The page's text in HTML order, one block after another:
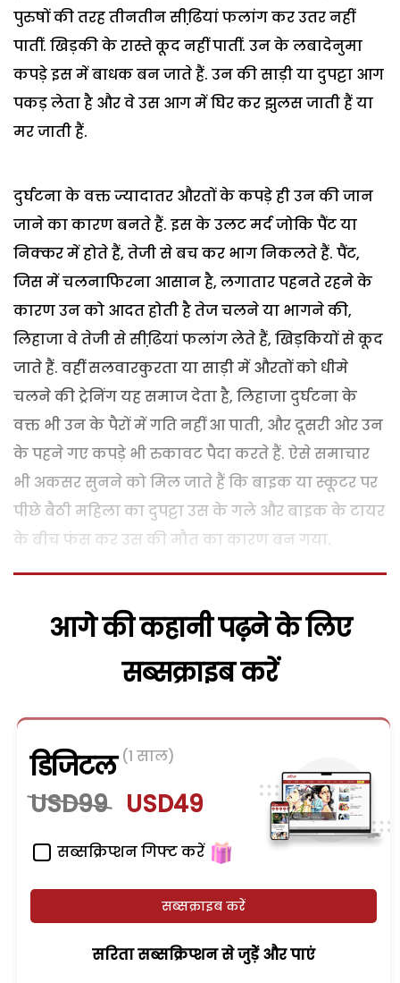
पुरुषों की तरह तीनतीन सीढि़यां फलांग कर उतर नहीं
पातीं. खिड़की के रास्ते कूद नहीं पातीं. उन के लबादेनुमा
कपड़े इस में बाधक बन जाते हैं. उन की साड़ी या दुपट्टा आग
पकड़ लेता है और वे उस आग में घिर कर झुलस जाती हैं या
मर जाती हैं.
दुर्घटना के वक्त ज्यादातर औरतों के कपड़े ही उन की जान
जाने का कारण बनते हैं. इस के उलट मर्द जोकि पैंट या
निक्कर में होते हैं, तेजी से बच कर भाग निकलते हैं. पैंट,
जिस में चलनाफिरना आसान है, लगातार पहनते रहने के
कारण उन को आदत होती है तेज चलने या भागने की,
लिहाजा वे तेजी से सीढि़यां फलांग लेते हैं, खिड़कियों से कूद
जाते हैं. वहीं सलवारकुरता या साड़ी में औरतों को धीमे
चलने की ट्रेनिंग यह समाज देता है, लिहाजा दुर्घटना के
वक्त भी उन के पैरों में गति नहीं आ पाती, और दूसरी ओर उन
के पहने गए कपड़े भी रुकावट पैदा करते हैं. ऐसे समाचार
भी अकसर सुनने को मिल जाते हैं कि बाइक या स्कूटर पर
पीछे बैठी महिला का दुपट्टा उस के गले और बाइक के टायर
के बीच फंस कर उस की मौत का कारण बन गया.
आगे की कहानी पढ़ने के लिए
सब्सक्राइब करें
डिजिटल (1 साल)
USD99 USD49
सब्सक्रिप्शन गिफ्ट करें
सब्सक्राइब करें
सरिता सब्सक्रिप्शन से जुड़ेें और पाएं